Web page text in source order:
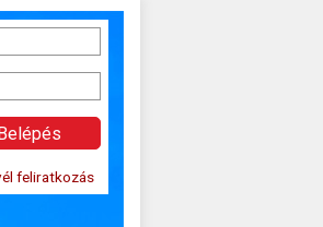
feliratkozás